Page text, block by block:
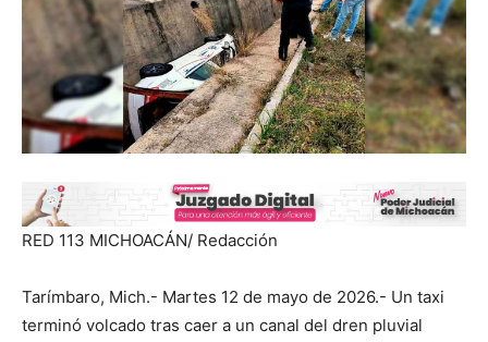
RED 113 MICHOACÁN/ Redacción
Tarímbaro, Mich.- Martes 12 de mayo de 2026.- Un taxi
terminó volcado tras caer a un canal del dren pluvial